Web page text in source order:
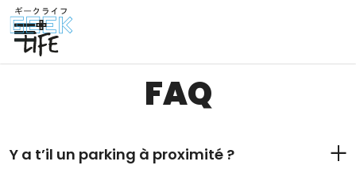
FAQ
Y a t’il un parking à proximité ?